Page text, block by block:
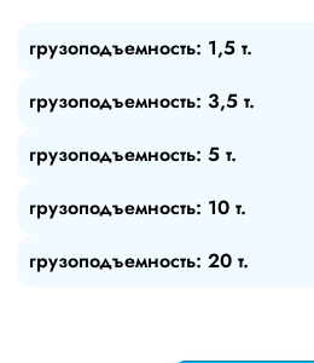
грузоподъемность: 1,5 т.
грузоподъемность: 3,5 т.
грузоподъемность: 5 т.
грузоподъемность: 10 т.
грузоподъемность: 20 т.